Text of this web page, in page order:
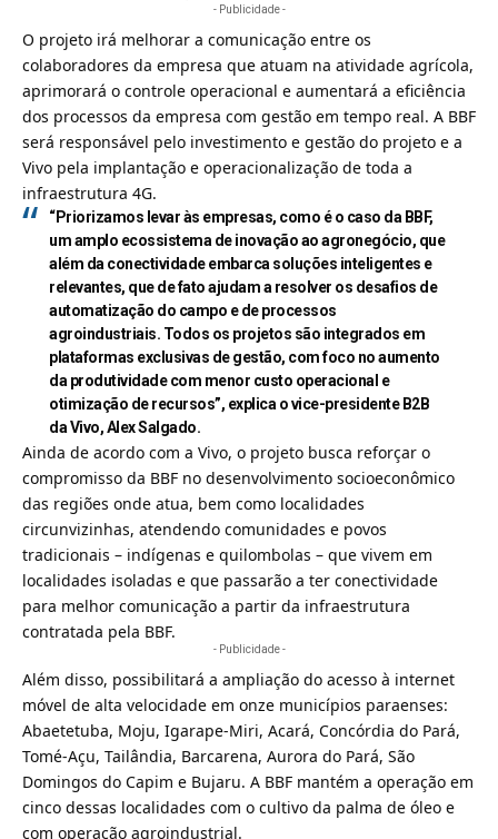
- Publicidade -
O projeto irá melhorar a comunicação entre os
colaboradores da empresa que atuam na atividade agrícola,
aprimorará o controle operacional e aumentará a eficiência
dos processos da empresa com gestão em tempo real. A BBF
será responsável pelo investimento e gestão do projeto e a
Vivo pela implantação e operacionalização de toda a
infraestrutura 4G.
“Priorizamos levar às empresas, como é o caso da BBF,
um amplo ecossistema de inovação ao agronegócio, que
além da conectividade embarca soluções inteligentes e
relevantes, que de fato ajudam a resolver os desafios de
automatização do campo e de processos
agroindustriais. Todos os projetos são integrados em
plataformas exclusivas de gestão, com foco no aumento
da produtividade com menor custo operacional e
otimização de recursos”, explica o vice-presidente B2B
da Vivo, Alex Salgado.
Ainda de acordo com a Vivo, o projeto busca reforçar o
compromisso da BBF no desenvolvimento socioeconômico
das regiões onde atua, bem como localidades
circunvizinhas, atendendo comunidades e povos
tradicionais – indígenas e quilombolas – que vivem em
localidades isoladas e que passarão a ter conectividade
para melhor comunicação a partir da infraestrutura
contratada pela BBF.
- Publicidade -
Além disso, possibilitará a ampliação do acesso à internet
móvel de alta velocidade em onze municípios paraenses:
Abaetetuba, Moju, Igarape-Miri, Acará, Concórdia do Pará,
Tomé-Açu, Tailândia, Barcarena, Aurora do Pará, São
Domingos do Capim e Bujaru. A BBF mantém a operação em
cinco dessas localidades com o cultivo da palma de óleo e
com operação agroindustrial.